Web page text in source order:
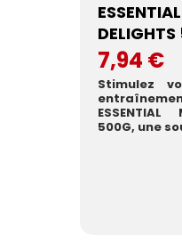
7,94 €
Stimulez
ESSENTIAL
500G, une